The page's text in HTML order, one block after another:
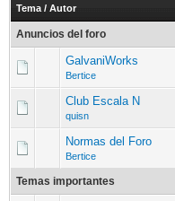
Tema / Autor
Anuncios del foro
GalvaniWorks
Bertice
Club Escala N
quisn
Normas del Foro
Bertice
Temas importantes